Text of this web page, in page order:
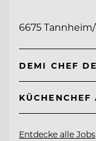
6675
DEMI CHEF
Entdecke alle Jobs